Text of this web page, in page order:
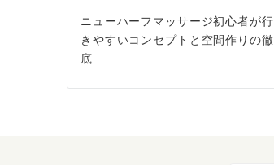
ニューハーフマッサージ初心者が行
きやすいコンセプトと空間作りの徹
底